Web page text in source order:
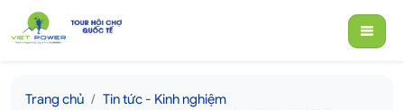
Trang chủ
Tin tức - Kinh nghiệm